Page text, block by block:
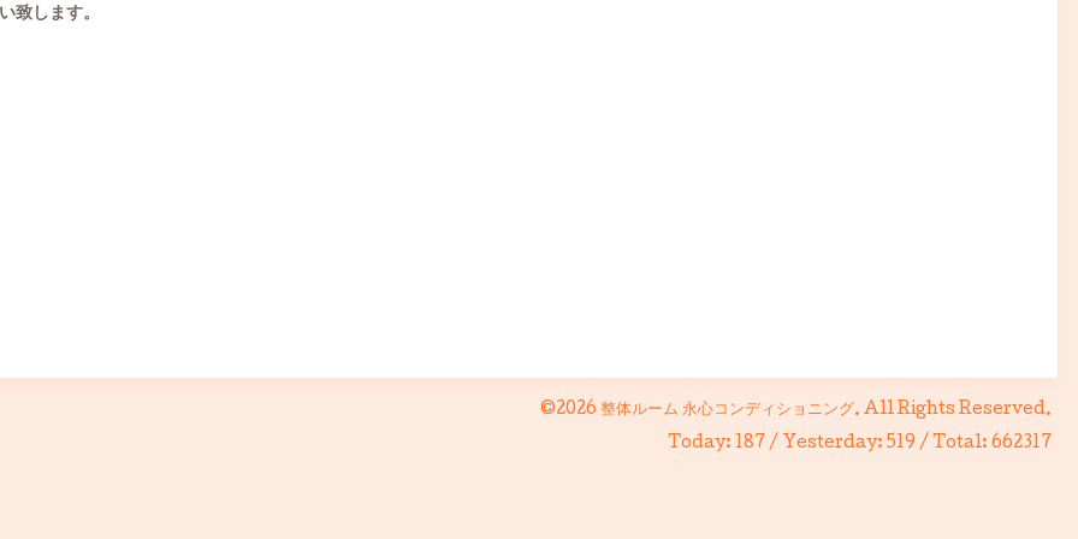
致します。
©2026 整体ルーム 永心コンディショニング. All Rights Reserved.
Today: 187 / Yesterday: 519 / Total: 662317